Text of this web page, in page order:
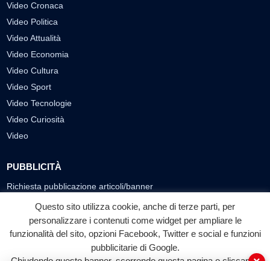
Video Cronaca
Video Politica
Video Attualità
Video Economia
Video Cultura
Video Sport
Video Tecnologie
Video Curiosità
Video
PUBBLICITÀ
Richiesta pubblicazione articoli/banner
SEGUICI SUI SOCIAL
f
Facebook
◎ ▶
YouTube
Questo sito utilizza cookie, anche di terze parti, per
personalizzare i contenuti come widget per ampliare le
funzionalità del sito, opzioni Facebook, Twitter e social e funzioni
pubblicitarie di Google.